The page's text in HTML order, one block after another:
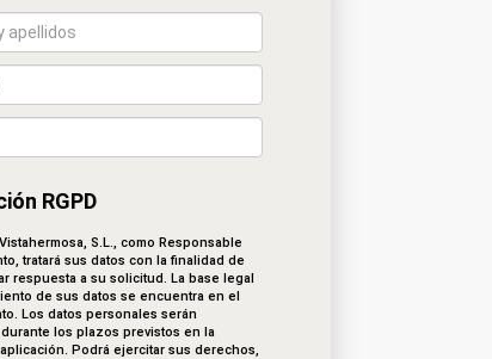
RGPD
S.L., como Responsable
tratará sus datos con la finalidad de
respuesta a su solicitud. La base legal
de sus datos se encuentra en el
Los datos personales serán
los plazos previstos en la
Podrá ejercitar sus derechos,